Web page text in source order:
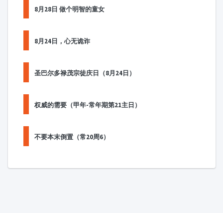
8月28日 做个明智的童女
8月24日，心无诡诈
圣巴尔多禄茂宗徒庆日（8月24日）
权威的需要（甲年-常年期第21主日）
不要本末倒置（常20周6）